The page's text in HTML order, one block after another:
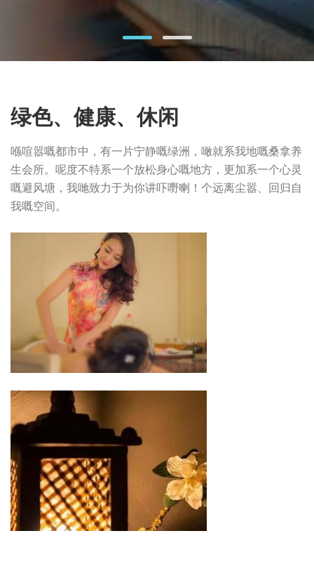
绿色、健康、休闲
喺喧嚣嘅都市中，有一片宁静嘅绿洲，噉就系我地嘅桑拿养
生会所。呢度不特系一个放松身心嘅地方，更加系一个心灵
嘅避风塘，我哋致力于为你讲吓嘢喇！个远离尘嚣、回归自
我嘅空间。